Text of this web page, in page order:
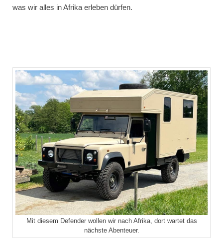
was wir alles in Afrika erleben dürfen.
Mit diesem Defender wollen wir nach Afrika, dort wartet das
nächste Abenteuer.